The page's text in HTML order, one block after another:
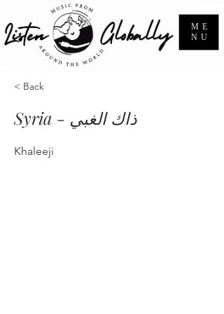
ME
NU
< Back
Syria - ذاك الغبي
Khaleeji